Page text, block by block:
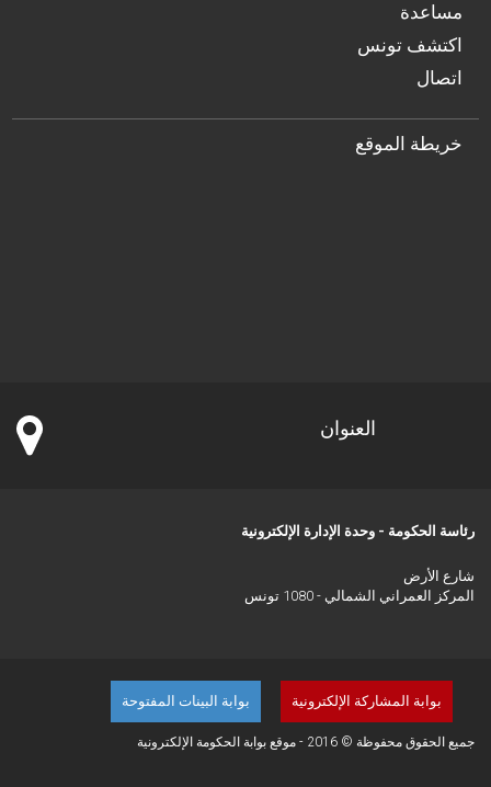
مساعدة
اكتشف تونس
اتصال
خريطة الموقع
العنوان
رئاسة الحكومة - وحدة الإدارة الإلكترونية
شارع الأرض
المركز العمراني الشمالي - 1080 تونس
بوابة البينات المفتوحة بوابة المشاركة الإلكترونية
جميع الحقوق محفوظة © 2016 - موقع بوابة الحكومة الإلكترونية